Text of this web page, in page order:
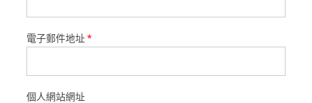
電子郵件地址*
個人網站網址